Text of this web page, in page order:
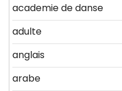
academie de danse
adulte
anglais
arabe